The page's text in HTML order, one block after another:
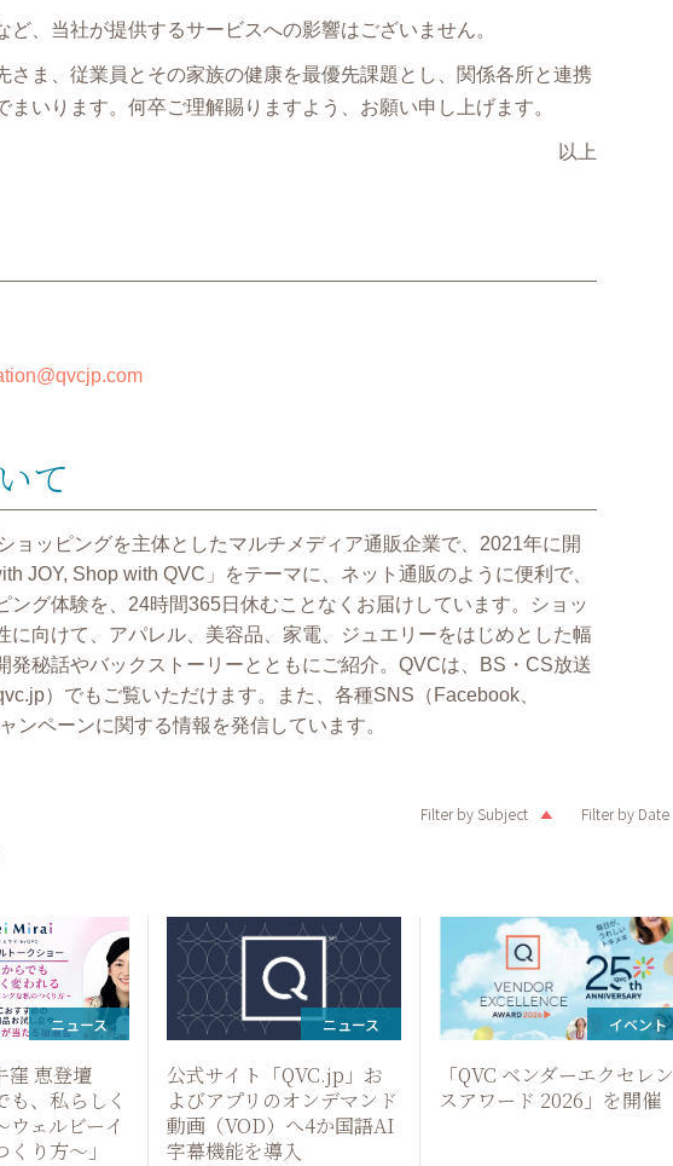
、当社が提供するサービスへの影響はございません。
さま、従業員とその家族の健康を最優先課題とし、関係各所と連携
まいります。何卒ご理解賜りますよう、お願い申し上げます。
以上
て
ョッピングを主体としたマルチメディア通販企業で、2021年に開
JOY, Shop with QVC」をテーマに、ネット通販のように便利で、
ング体験を、24時間365日休むことなくお届けしています。ショッ
に向けて、アパレル、美容品、家電、ジュエリーをはじめとした幅
発秘話やバックストーリーとともにご紹介。QVCは、BS・CS放送
）でもご覧いただけます。また、各種SNS（Facebook、
ンペーンに関する情報を発信しています。
Filter by Subject Filter by Date
ニュース
窪 恵登壇
も、私らしく
ウェルビーイ
り方～」
ニュース
公式サイト「QVC.jp」お
よびアプリのオンデマンド
動画（VOD）へ4か国語AI
字幕機能を導入
イベント
「QVC ベンダーエクセレン
スアワード 2026」を開催